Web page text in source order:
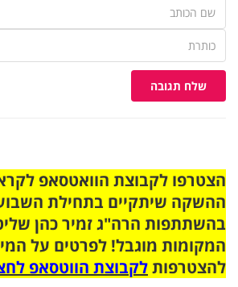
שלח תגובה
ההשקה שיתקיים בתחילת
בהשתתפות הרה"ג זמיר כהן
המקומות מוגבל! לפרטים על
להצטרפותלקבוצת הווטסאפ